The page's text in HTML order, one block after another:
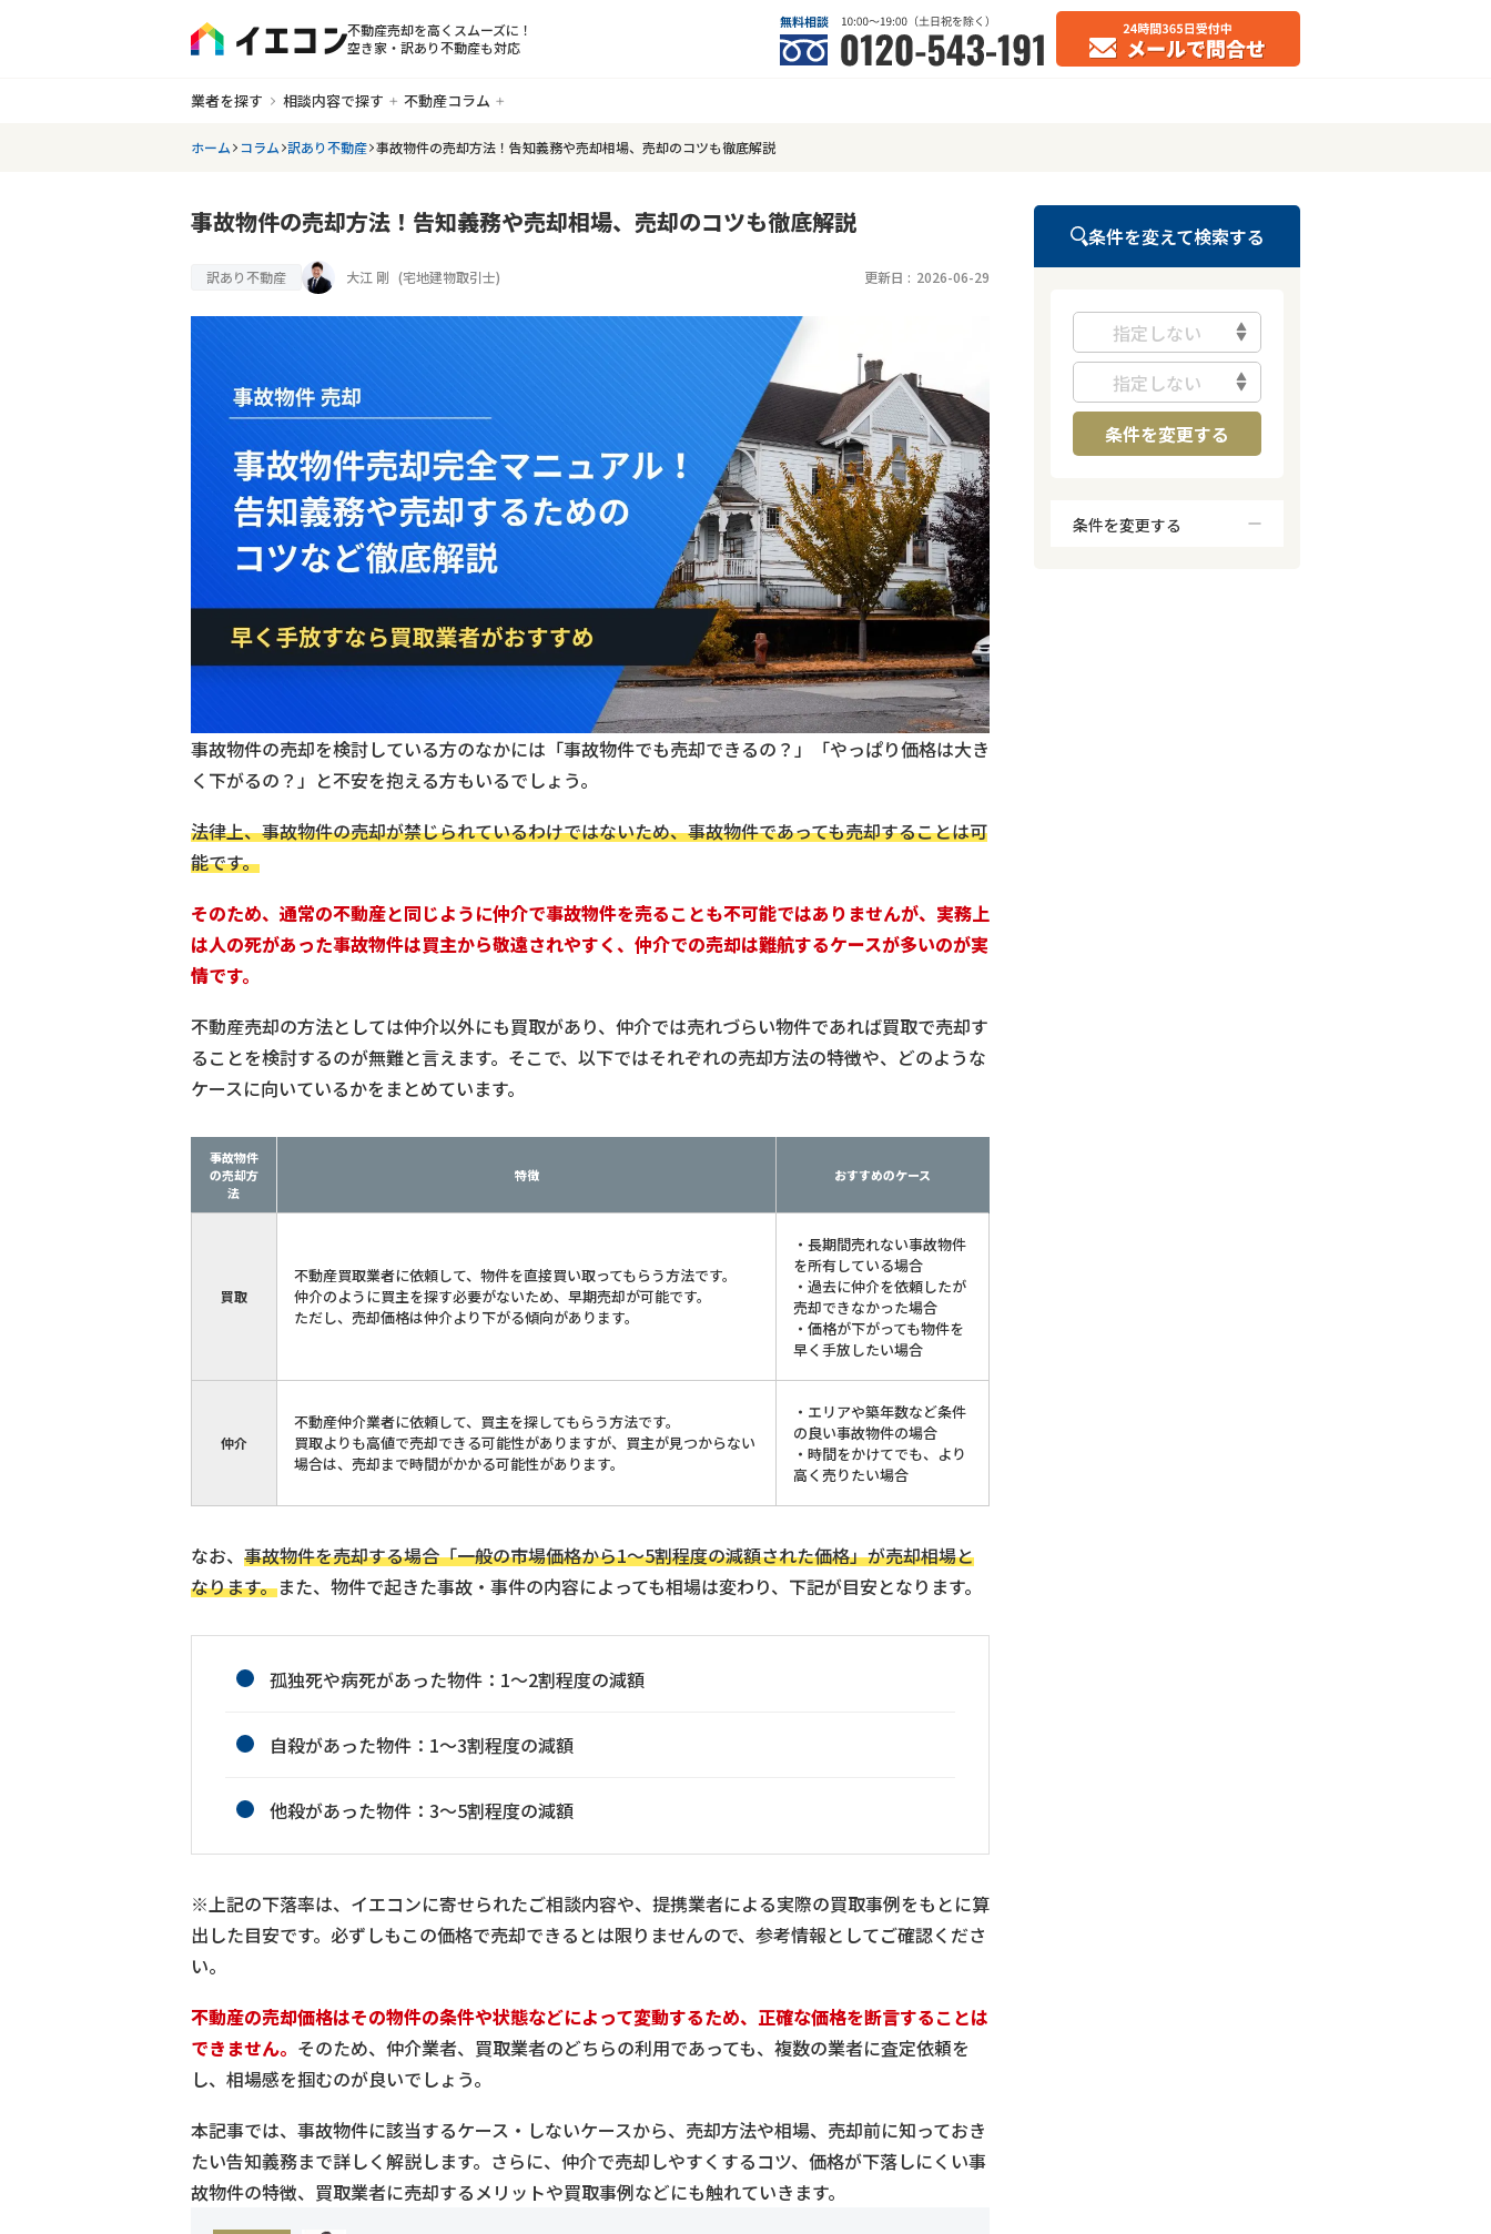
不動産売却を高くスムーズに！
空き家・訳あり不動産も対応
業者を探す 相談内容で探す 不動産コラム
ホーム コラム 訳あり不動産 事故物件の売却方法！告知義務や売却相場、売却のコツも徹底解説
事故物件の売却方法！告知義務や売却相場、売却のコツも徹底解説
訳あり不動産 大江 剛 (宅地建物取引士) 更新日 : 2026-06-29
事故物件の売却を検討している方のなかには「事故物件でも売却できるの？」「やっぱり価格は大き
く下がるの？」と不安を抱える方もいるでしょう。
法律上、事故物件の売却が禁じられているわけではないため、事故物件であっても売却することは可
能です。
そのため、通常の不動産と同じように仲介で事故物件を売ることも不可能ではありませんが、実務上
は人の死があった事故物件は買主から敬遠されやすく、仲介での売却は難航するケースが多いのが実
情です。
不動産売却の方法としては仲介以外にも買取があり、仲介では売れづらい物件であれば買取で売却す
ることを検討するのが無難と言えます。そこで、以下ではそれぞれの売却方法の特徴や、どのような
ケースに向いているかをまとめています。
事故物件
の売却方
法
特徴 おすすめのケース
買取
不動産買取業者に依頼して、物件を直接買い取ってもらう方法です。
仲介のように買主を探す必要がないため、早期売却が可能です。
ただし、売却価格は仲介より下がる傾向があります。
・長期間売れない事故物件
を所有している場合
・過去に仲介を依頼したが
売却できなかった場合
・価格が下がっても物件を
早く手放したい場合
仲介
不動産仲介業者に依頼して、買主を探してもらう方法です。
買取よりも高値で売却できる可能性がありますが、買主が見つからない
場合は、売却まで時間がかかる可能性があります。
・エリアや築年数など条件
の良い事故物件の場合
・時間をかけてでも、より
高く売りたい場合
なお、 事故物件を売却する場合「一般の市場価格から1～5割程度の減額された価格」が売却相場と
なります。また、物件で起きた事故・事件の内容によっても相場は変わり、下記が目安となります。
孤独死や病死があった物件：1〜2割程度の減額
自殺があった物件：1〜3割程度の減額
他殺があった物件：3〜5割程度の減額
※上記の下落率は、イエコンに寄せられたご相談内容や、提携業者による実際の買取事例をもとに算
出した目安です。必ずしもこの価格で売却できるとは限りませんので、参考情報としてご確認くださ
い。
不動産の売却価格はその物件の条件や状態などによって変動するため、正確な価格を断言することは
できません。 そのため、仲介業者、買取業者のどちらの利用であっても、複数の業者に査定依頼を
し、相場感を掴むのが良いでしょう。
本記事では、事故物件に該当するケース・しないケースから、売却方法や相場、売却前に知っておき
たい告知義務まで詳しく解説します。さらに、仲介で売却しやすくするコツ、価格が下落しにくい事
故物件の特徴、買取業者に売却するメリットや買取事例などにも触れていきます。
条件を変えて検索する
指定しない
指定しない
条件を変更する
条件を変更する